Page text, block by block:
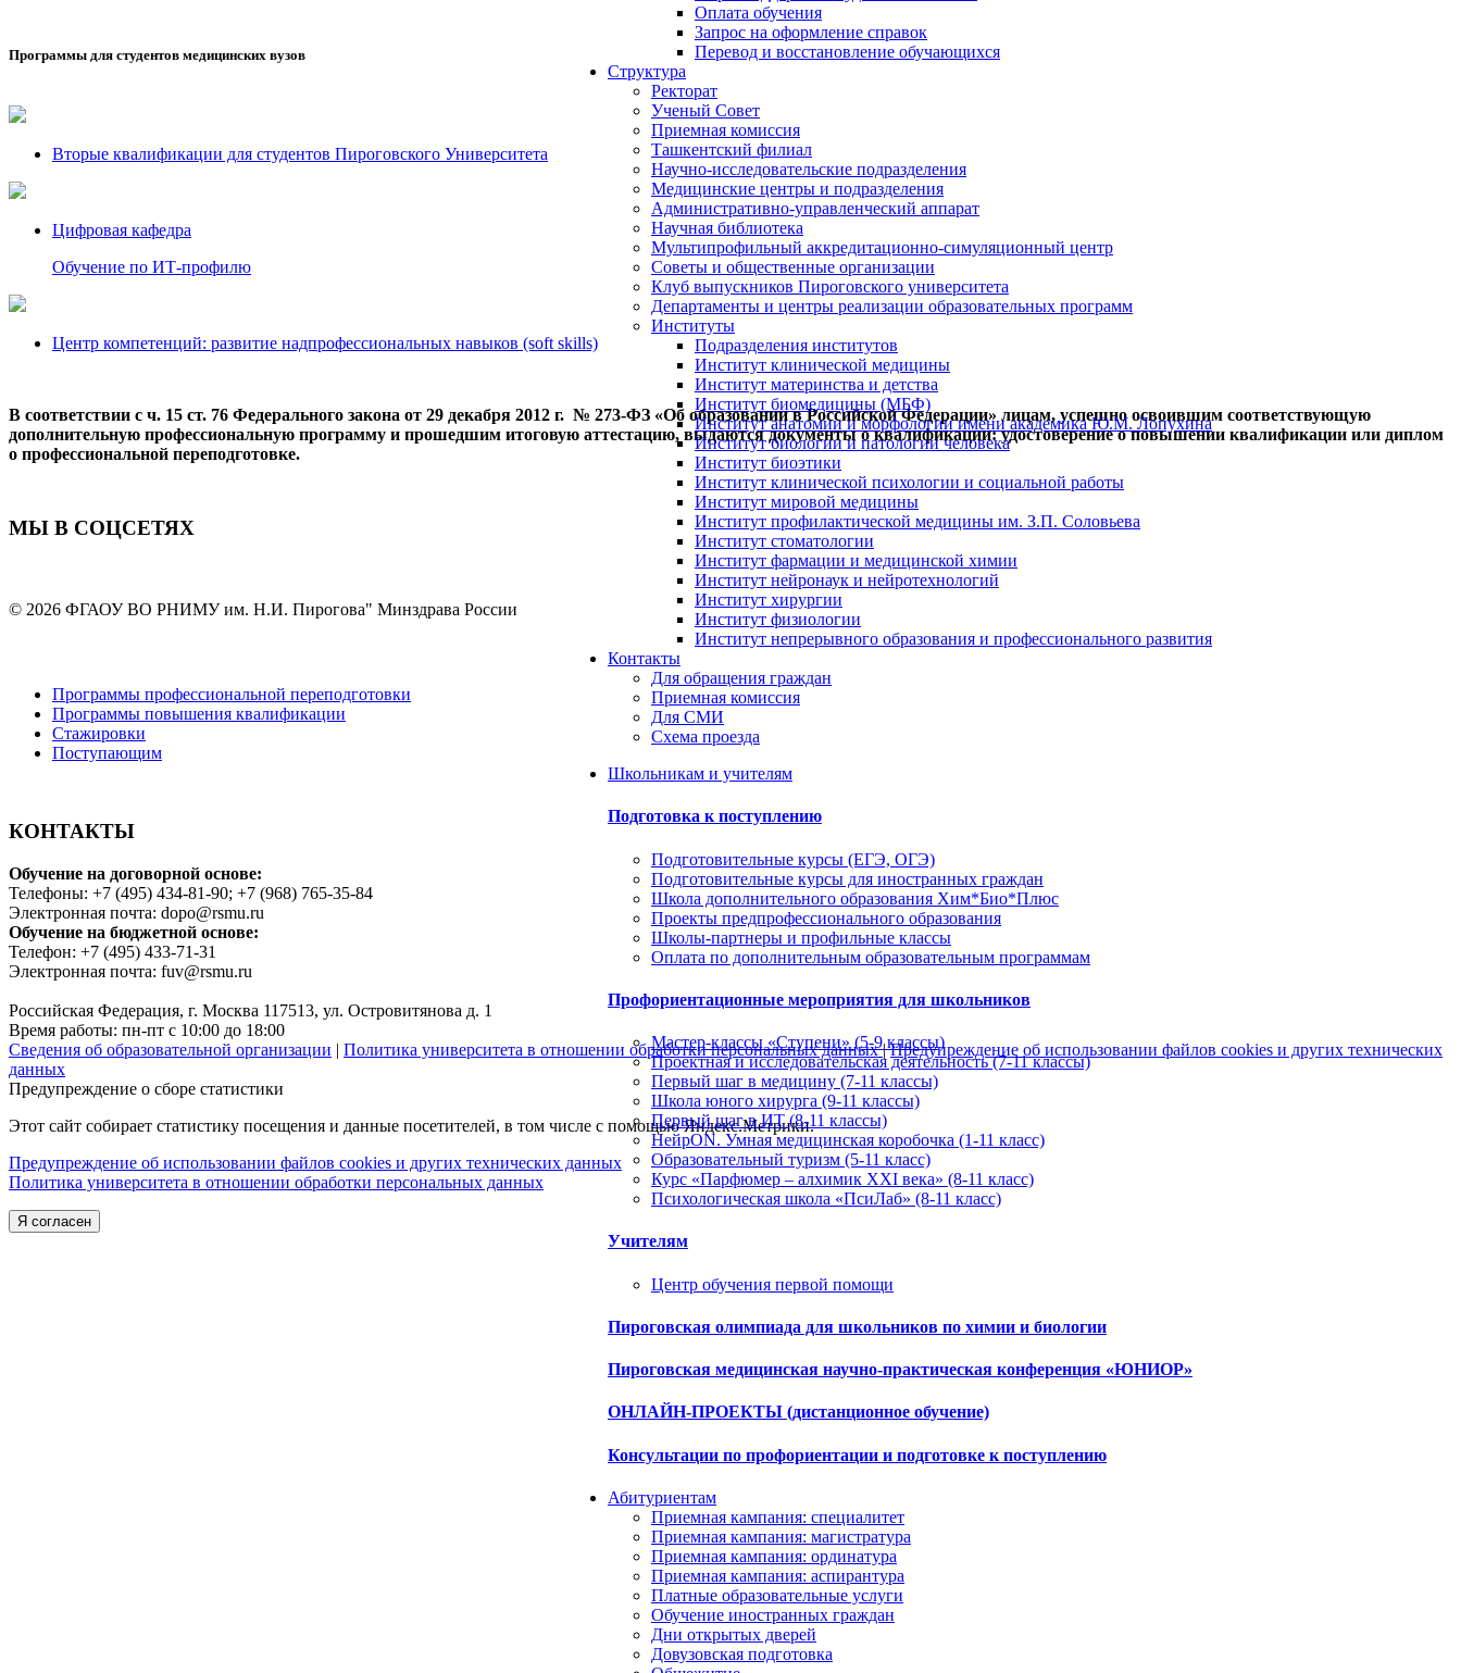
Оплата обучения
Запрос на оформление справок
Перевод и восстановление обучающихся
Структура
Ректорат
Ученый Совет
Приемная комиссия
Ташкентский филиал
Научно-исследовательские подразделения
Медицинские центры и подразделения
Административно-управленческий аппарат
Научная библиотека
Мультипрофильный аккредитационно-симуляционный центр
Советы и общественные организации
Клуб выпускников Пироговского университета
Департаменты и центры реализации образовательных программ
Институты
Подразделения институтов
Институт клинической медицины
Институт материнства и детства
Институт биомедицины (МБФ)
Институт анатомии и морфологии имени академика Ю.М. Лопухина
Институт биологии и патологии человека
Институт биоэтики
Институт клинической психологии и социальной работы
Институт мировой медицины
Институт профилактической медицины им. З.П. Соловьева
Институт стоматологии
Институт фармации и медицинской химии
Институт нейронаук и нейротехнологий
Институт хирургии
Институт физиологии
Институт непрерывного образования и профессионального развития
Контакты
Для обращения граждан
Приемная комиссия
Для СМИ
Схема проезда
Школьникам и учителям
Подготовка к поступлению
Подготовительные курсы (ЕГЭ, ОГЭ)
Подготовительные курсы для иностранных граждан
Школа дополнительного образования Хим*Био*Плюс
Проекты предпрофессионального образования
Школы-партнеры и профильные классы
Оплата по дополнительным образовательным программам
Профориентационные мероприятия для школьников
Мастер-классы «Ступени» (5-9 классы)
Проектная и исследовательская деятельность (7-11 классы)
Первый шаг в медицину (7-11 классы)
Школа юного хирурга (9-11 классы)
Первый шаг в ИТ (8-11 классы)
НейрON. Умная медицинская коробочка (1-11 класс)
Образовательный туризм (5-11 класс)
Курс «Парфюмер – алхимик XXI века» (8-11 класс)
Психологическая школа «ПсиЛаб» (8-11 класс)
Учителям
Центр обучения первой помощи
Пироговская олимпиада для школьников по химии и биологии
Пироговская медицинская научно-практическая конференция «ЮНИОР»
ОНЛАЙН-ПРОЕКТЫ (дистанционное обучение)
Консультации по профориентации и подготовке к поступлению
Абитуриентам
Приемная кампания: специалитет
Приемная кампания: магистратура
Приемная кампания: ординатура
Приемная кампания: аспирантура
Платные образовательные услуги
Обучение иностранных граждан
Дни открытых дверей
Довузовская подготовка
Программы для студентов медицинских вузов
Вторые квалификации для студентов Пироговского Университета
Цифровая кафедра
Обучение по ИТ-профилю
Центр компетенций: развитие надпрофессиональных навыков (soft skills)
В соответствии с ч. 15 ст. 76 Федерального закона от 29 декабря 2012 г. № 273-ФЗ «Об образовании в Российской Федерации» лицам, успешно освоившим соответствующую
дополнительную профессиональную программу и прошедшим итоговую аттестацию, выдаются документы о квалификации: удостоверение о повышении квалификации или диплом
о профессиональной переподготовке.
МЫ В СОЦСЕТЯХ
© 2026 ФГАОУ ВО РНИМУ им. Н.И. Пирогова" Минздрава России
Программы профессиональной переподготовки
Программы повышения квалификации
Стажировки
Поступающим
КОНТАКТЫ
Обучение на договорной основе:
Телефоны: +7 (495) 434-81-90; +7 (968) 765-35-84
Электронная почта: dopo@rsmu.ru
Обучение на бюджетной основе:
Телефон: +7 (495) 433-71-31
Электронная почта: fuv@rsmu.ru
Российская Федерация, г. Москва 117513, ул. Островитянова д. 1
Время работы: пн-пт с 10:00 до 18:00
Сведения об образовательной организации | Политика университета в отношении обработки персональных данных|Предупреждение об использовании файлов cookies и других технических
данных
Предупреждение о сборе статистики
Этот сайт собирает статистику посещения и данные посетителей, в том числе с помощью Яндекс.Метрики.
Предупреждение об использовании файлов cookies и других технических данных
Политика университета в отношении обработки персональных данных
Я согласен